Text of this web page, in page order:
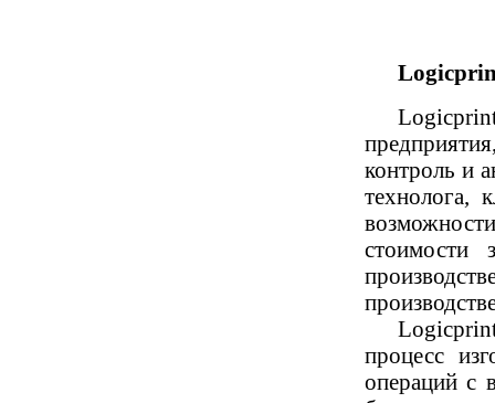
контроль и
технолога,
стоимости
процесс
операций с